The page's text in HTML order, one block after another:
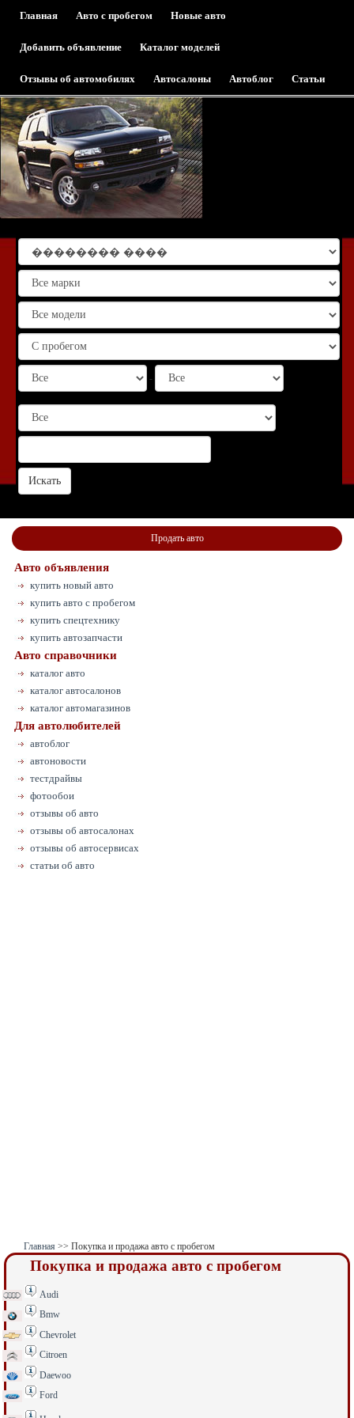
Главная Авто с пробегом Новые авто
Добавить объявление Каталог моделей
Отзывы об автомобилях Автосалоны Автоблог Статьи
-
Продать авто
Авто объявления
купить новый авто
купить авто с пробегом
купить спецтехнику
купить автозапчасти
Авто справочники
каталог авто
каталог автосалонов
каталог автомагазинов
Для автолюбителей
автоблог
автоновости
тестдрайвы
фотообои
отзывы об авто
отзывы об автосалонах
отзывы об автосервисах
статьи об авто
Главная >> Покупка и продажа авто с пробегом
Покупка и продажа авто с пробегом
Audi
Bmw
Chevrolet
Citroen
Daewoo
Ford